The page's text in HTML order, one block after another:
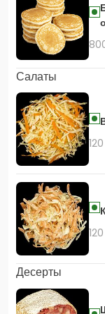
Салаты
Десерты